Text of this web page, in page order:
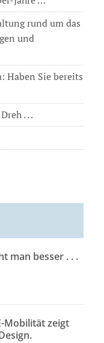
rund um das
und
Haben Sie bereits
. . .
man besser . . .
Mobilität zeigt